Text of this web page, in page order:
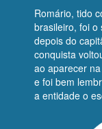
Romário, tido
brasileiro, foi o
depois do
conquista
ao aparecer
e foi bem
a entidade o